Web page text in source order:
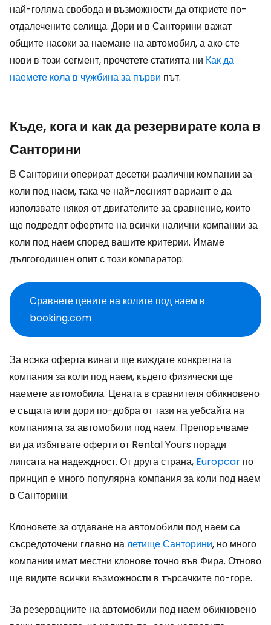
най-голяма свобода и възможности да откриете по-
отдалечените селища. Дори и в Санторини важат
общите насоки за наемане на автомобил, а ако сте
нови в този сегмент, прочетете статията ни Как да
наемете кола в чужбина за първи път.
Къде, кога и как да резервирате кола в
Санторини
В Санторини оперират десетки различни компании за
коли под наем, така че най-лесният вариант е да
използвате някоя от двигателите за сравнение, които
ще подредят офертите на всички налични компании за
коли под наем според вашите критерии. Имаме
дългогодишен опит с този компаратор:
Сравнете цените на колите под наем в
booking.com
За всяка оферта винаги ще виждате конкретната
компания за коли под наем, където физически ще
наемете автомобила. Цената в сравнителя обикновено
е същата или дори по-добра от тази на уебсайта на
компанията за автомобили под наем. Препоръчваме
ви да избягвате оферти от Rental Yours поради
липсата на надеждност. От друга страна, Europcar по
принцип е много популярна компания за коли под наем
в Санторини.
Клоновете за отдаване на автомобили под наем са
съсредоточени главно налетище Санторини, но много
компании имат местни клонове точно във Фира. Отново
ще видите всички възможности в търсачките по-горе.
За резервациите на автомобили под наем обикновено